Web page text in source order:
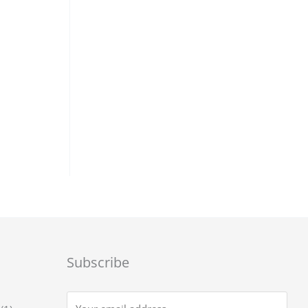
Subscribe